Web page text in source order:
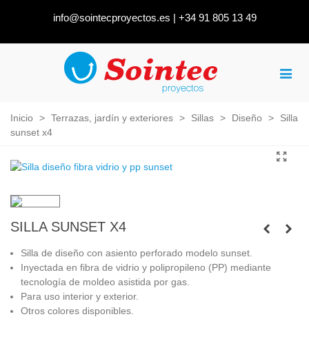
info@sointecproyectos.es | +34 91 805 13 49
Inicio > Terrazas, jardín y exteriores > Sillas > Diseño >
Silla
sunset x4
SILLA SUNSET X4
Silla de diseño con asiento perforado modelo sunset.
Inyectada en fibra de vidrio y polipropileno (PP) mediante
tecnología de moldeo asistida por gas.
Para uso interior y exterior.
Otros colores disponibles.